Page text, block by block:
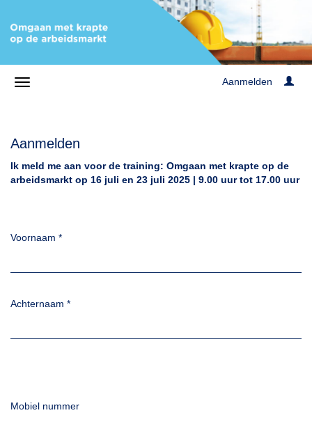
Aanmelden
Aanmelden
Ik meld me aan voor de training: Omgaan met krapte op de
arbeidsmarkt op 16 juli en 23 juli 2025 | 9.00 uur tot 17.00 uur
Voornaam *
Achternaam *
Mobiel nummer